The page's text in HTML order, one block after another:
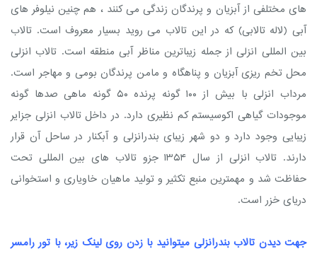
های مختلفی از آبزیان و پرندگان زندگی می کنند ، هم چنین نیلوفر های
آبی (لاله تالابی) که در این تالاب می روید بسیار معروف است. تالاب
بین المللی انزلی از جمله زیباترین مناظر آبی منطقه است. تالاب انزلی
محل تخم ریزی آبزیان و پناهگاه و مامن پرندگان بومی و مهاجر است.
مرداب انزلی با بیش از ۱۰۰ گونه پرنده ۵۰ گونه ماهی صدها گونه
موجودات گیاهی اکوسیستم کم نظیری دارد. در داخل تالاب انزلی جزایر
زیبایی وجود دارد و دو شهر زیبای بندرانزلی و آبکنار در ساحل آن قرار
دارند. تالاب انزلی از سال ۱۳۵۴ جزو تالاب های بین المللی تحت
حفاظت شد و مهمترین منبع تکثیر و تولید ماهیان خاویاری و استخوانی
دریای خزر است.
جهت دیدن تالاب بندرانزلی میتوانید با زدن روی لینک زیر، با تور رامسر